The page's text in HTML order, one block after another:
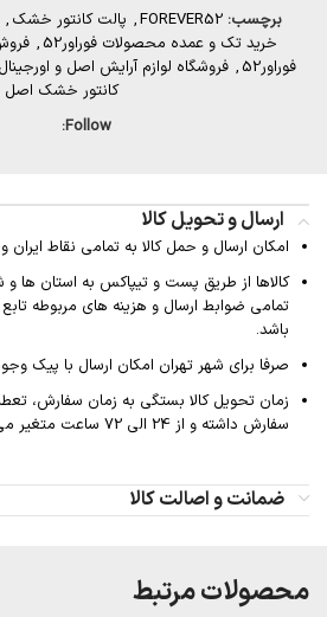
برچسب: FOREVER52
, پالت کانتور خشک ,
خرید تک و عمده محصولات فوراور52
,
فوراور52
, فروشگاه لوازم آرایش اصل و اورجینال
کانتور خشک اصل
Follow:
ارسال و تحویل کالا
امکان ارسال و حمل کالا به تمامی نقاط ایران
کالاها از طریق پست و تیپاکس به استان ها
تمامی ضوابط ارسال و هزینه های مربوطه
باشد.
صرفا برای شهر تهران امکان ارسال با پیک
زمان تحویل کالا بستگی به زمان سفارش،
سفارش داشته و از 24 الی 72 ساعت متغیر می باشد.
ضمانت و اصالت کالا
محصولات مرتبط